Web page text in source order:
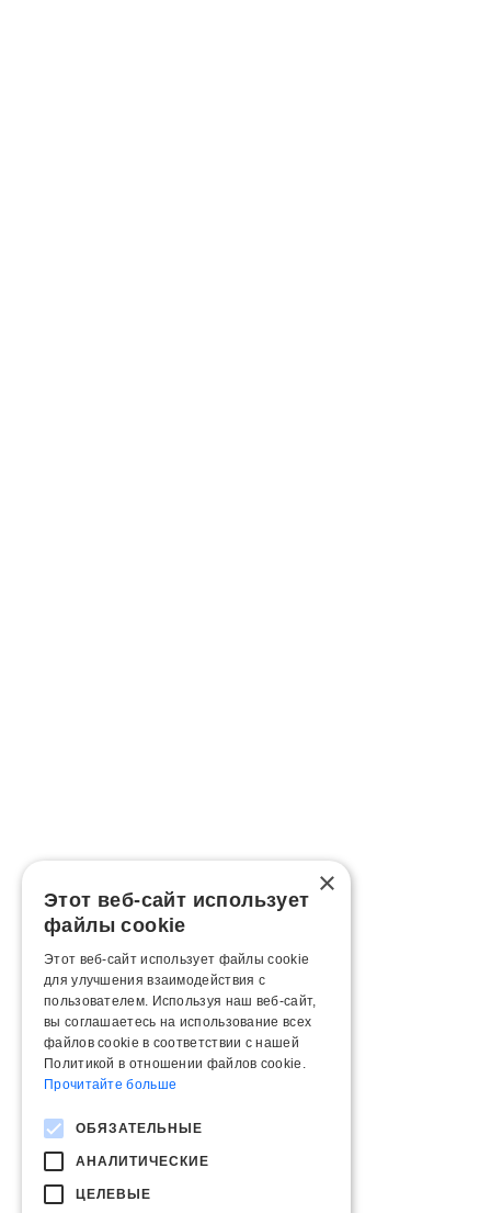
×
Этот веб-сайт использует
файлы cookie
Этот веб-сайт использует файлы cookie
для улучшения взаимодействия с
пользователем. Используя наш веб-сайт,
вы соглашаетесь на использование всех
файлов cookie в соответствии с нашей
Политикой в ​​отношении файлов cookie.
Прочитайте больше
ОБЯЗАТЕЛЬНЫЕ
АНАЛИТИЧЕСКИЕ
ЦЕЛЕВЫЕ